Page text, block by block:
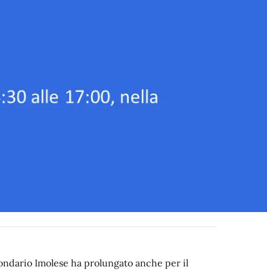
Imolese ha prolungato anche per il